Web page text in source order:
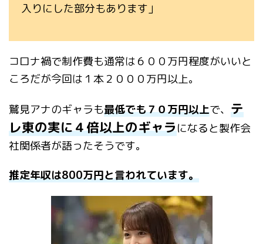
入りにした部分もあります」
コロナ禍で制作費も通常は６００万円程度がいいと
ころだが今回は１本２０００万円以上。
鷲見アナのギャラも最低でも７０万円以上で、 テ
レ東の実に４倍以上のギャラになると製作会
社関係者が語ったそうです。
推定年収は800万円と言われています。